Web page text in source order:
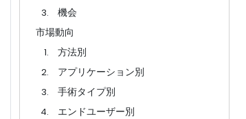
機会
市場動向
方法別
アプリケーション別
手術タイプ別
エンドユーザー別